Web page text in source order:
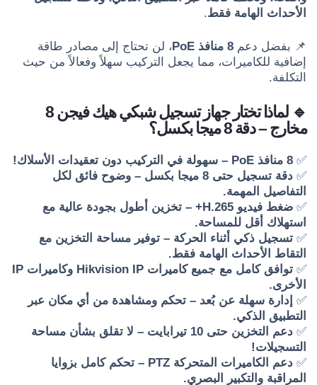
الأحداث الهامة فقط.
📌 بفضل دعم 8 منافذ PoE
، لن تحتاج إلى مصادر طاقة
إضافية للكاميرات، مما يجعل التركيب سهلاً وفعالاً من حيث
التكلفة.
🔹 لماذا تختار جهاز تسجيل شبكي هيك فيجن 8
مخارج – دقة 8 ميجا بكسل؟
✅ 8 منافذ PoE – سهولة في التركيب دون تعقيدات الأسلاك!
✅
دقة تسجيل حتى 8 ميجا بكسل – وضوح فائق لكل
التفاصيل المهمة.
✅
ضغط فيديو H.265+ – تخزين أطول بجودة عالية مع
استهلاك أقل للمساحة.
✅ تسجيل ذكي أثناء الحركة – توفير مساحة التخزين مع
التقاط الأحداث الهامة فقط.
✅
توافق كامل مع جميع كاميرات Hikvision IP وكاميرات IP
الأخرى.
✅ إدارة سهلة عن بُعد – تحكم ومشاهدة من أي مكان عبر
التطبيق الذكي.
✅
دعم التخزين حتى 10 تيرابايت – لا تقلق بشأن مساحة
التسجيلات!
✅
دعم الكاميرات المتحركة PTZ – تحكم كامل بزوايا
المراقبة والتكبير البصري.